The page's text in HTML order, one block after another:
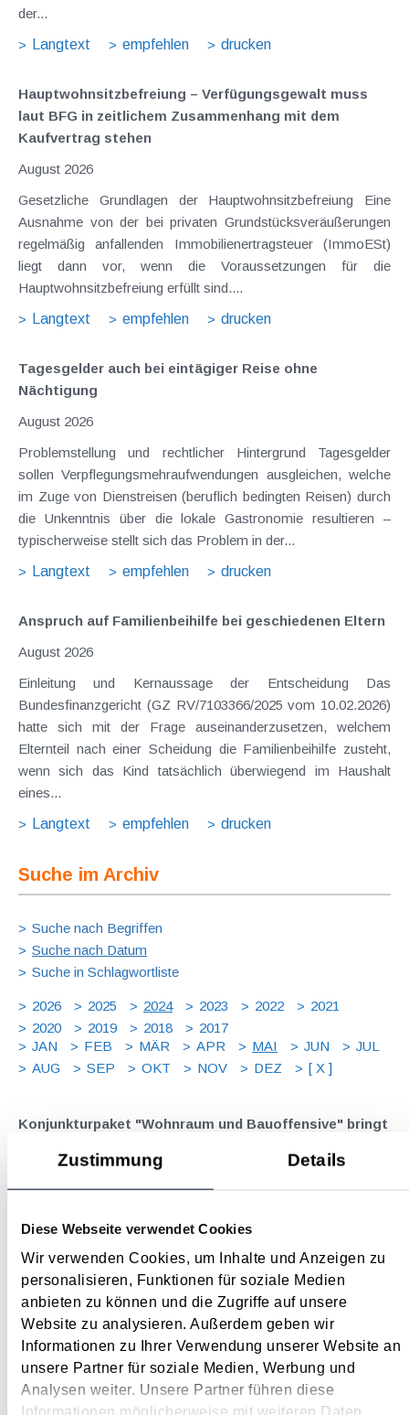
Zustimmung Details
Diese Webseite verwendet Cookies
Wir verwenden Cookies, um Inhalte und Anzeigen zu
personalisieren, Funktionen für soziale Medien
anbieten zu können und die Zugriffe auf unsere
Website zu analysieren. Außerdem geben wir
Informationen zu Ihrer Verwendung unserer Website an
unsere Partner für soziale Medien, Werbung und
Analysen weiter. Unsere Partner führen diese
Informationen möglicherweise mit weiteren Daten
der...
Langtext
empfehlen drucken
Hauptwohnsitz​­befreiung – Verfügungsgewalt muss
laut BFG in zeitlichem Zusammenhang mit dem
Kaufvertrag stehen
August 2026
Gesetzliche Grundlagen der Hauptwohnsitzbefreiung Eine
Ausnahme von der bei privaten Grundstücksveräußerungen
regelmäßig anfallenden Immobilienertragsteuer (ImmoESt)
liegt dann vor, wenn die Voraussetzungen für die
Hauptwohnsitzbefreiung erfüllt sind....
Langtext
empfehlen drucken
Tagesgelder auch bei eintägiger Reise ohne
Nächtigung
August 2026
Problemstellung und rechtlicher Hintergrund Tagesgelder
sollen Verpflegungsmehraufwendungen ausgleichen, welche
im Zuge von Dienstreisen (beruflich bedingten Reisen) durch
die Unkenntnis über die lokale Gastronomie resultieren –
typischerweise stellt sich das Problem in der...
Langtext
empfehlen drucken
Anspruch auf Familienbeihilfe bei geschiedenen Eltern
August 2026
Einleitung und Kernaussage der Entscheidung Das
Bundesfinanzgericht (GZ RV/7103366/2025 vom 10.02.2026)
hatte sich mit der Frage auseinanderzusetzen, welchem
Elternteil nach einer Scheidung die Familienbeihilfe zusteht,
wenn sich das Kind tatsächlich überwiegend im Haushalt
eines...
Langtext
empfehlen drucken
Suche im Archiv
Suche nach Begriffen
Suche nach Datum
Suche in Schlagwortliste
2026 2025 2024 2023 2022
2021
2020
2019 2018
2017
JAN
FEB MÄR APR MAI JUN
JUL
AUG
SEP OKT NOV DEZ [ X ]
Konjunkturpaket "Wohnraum und Bauoffensive" bringt
ausgelöst durch gestiegene Zinsen wie auch erhöhte Material-
und Lohnkosten - sollen mit dem Konjunkturpaket "Wohnraum
und Bauoffensive" wichtige konjunkturelle Impulse gesetzt
werden, leistbarer Wohnraum geschaffen...
Langtext
empfehlen drucken
Änderung Liebhabereiverordnung - längere
Betrachtungszeiträume